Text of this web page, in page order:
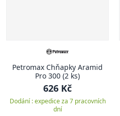
Petromax Chňapky Aramid
Pro 300 (2 ks)
626 Kč
Dodání : expedice za 7 pracovních
dní